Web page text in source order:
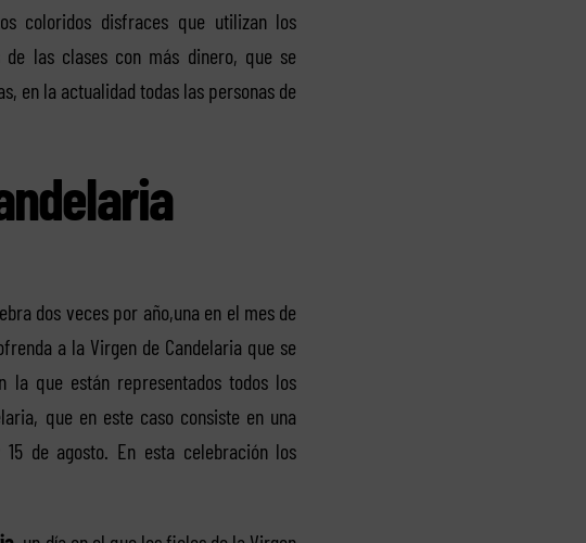
coloridos disfraces que utilizan los
las clases con más dinero, que se
en la actualidad todas las personas de
dos veces por año,una en el mes de
a la Virgen de Candelaria que se
que están representados todos los
que en este caso consiste en una
de agosto. En esta celebración los